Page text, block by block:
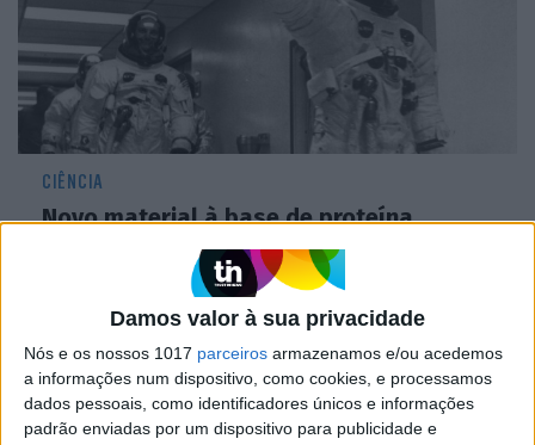
Damos valor à sua privacidade
Nós e os nossos 1017 parceiros armazenamos e/ou acedemos
a informações num dispositivo, como cookies, e processamos
dados pessoais, como identificadores únicos e informações
padrão enviadas por um dispositivo para publicidade e
CIÊNCIA
Novo material à base de proteína
permite criar armaduras contra
projéteis supersónicos